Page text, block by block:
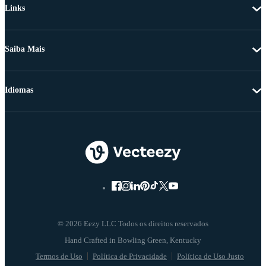
Links
Saiba Mais
© 2026 Eezy LLC Todos os direitos reservados
Termos de Uso Política de Privacidade Política de Uso Justo
Idiomas